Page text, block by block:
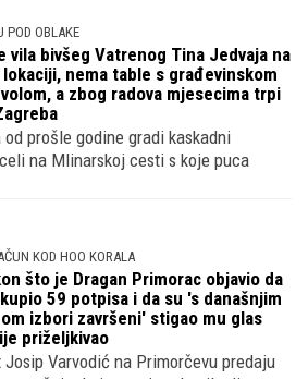
POD OBLAKE
vila bivšeg Vatrenog Tina Jedvaja na
nema table s građevinskom
a zbog radova mjesecima trpi
prošle godine gradi kaskadni
na Mlinarskoj cesti s koje puca
KOD HOO KORALA
što je Dragan Primorac objavio da
59 potpisa i da su 's današnjim
izbori završeni' stigao mu glas
priželjkivao
Varvodić na Primorčevu predaju